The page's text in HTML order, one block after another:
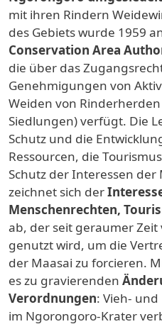
mit ihren Rindern
des Gebiets wurde 1959
Conservation Area
die über das
Genehmigungen von
Weiden von
Siedlungen) verfügt. Die
Schutz und die
Ressourcen, die
Schutz der Interessen der
zeichnet sich der
Menschenrechten,
ab, der seit geraumer
genutzt wird, um die
der Maasai zu forcieren.
es zu gravierenden
Verordnungen: Vieh-
im Ngorongoro-Krater